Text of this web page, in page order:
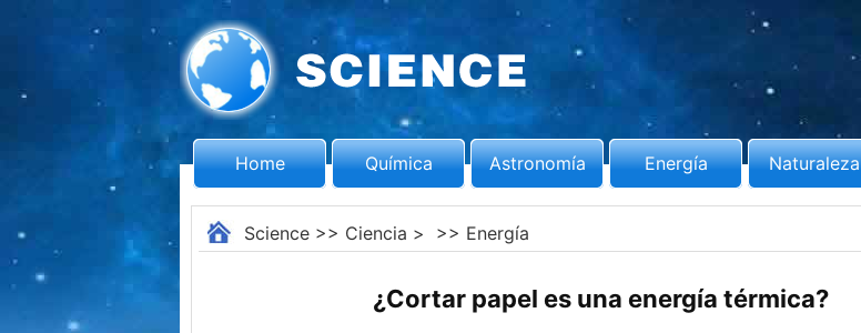
Home Química Astronomía Energía Naturaleza
Science>> Ciencia > >> Energía
¿Cortar papel es una energía térmica?